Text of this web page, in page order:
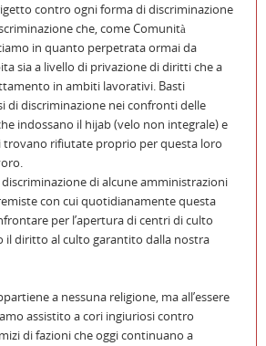
contro ogni forma di discriminazione
che, come Comunità
in quanto perpetrata ormai da
sia a livello di privazione di diritti che a
in ambiti lavorativi. Basti
di discriminazione nei confronti delle
indossano il hijab (velo non integrale) e
trovano rifiutate proprio per questa loro
di alcune amministrazioni
con cui quotidianamente questa
per l’apertura di centri di culto
il diritto al culto garantito dalla nostra
a nessuna religione, ma all’essere
assistito a cori ingiuriosi contro
di fazioni che oggi continuano a